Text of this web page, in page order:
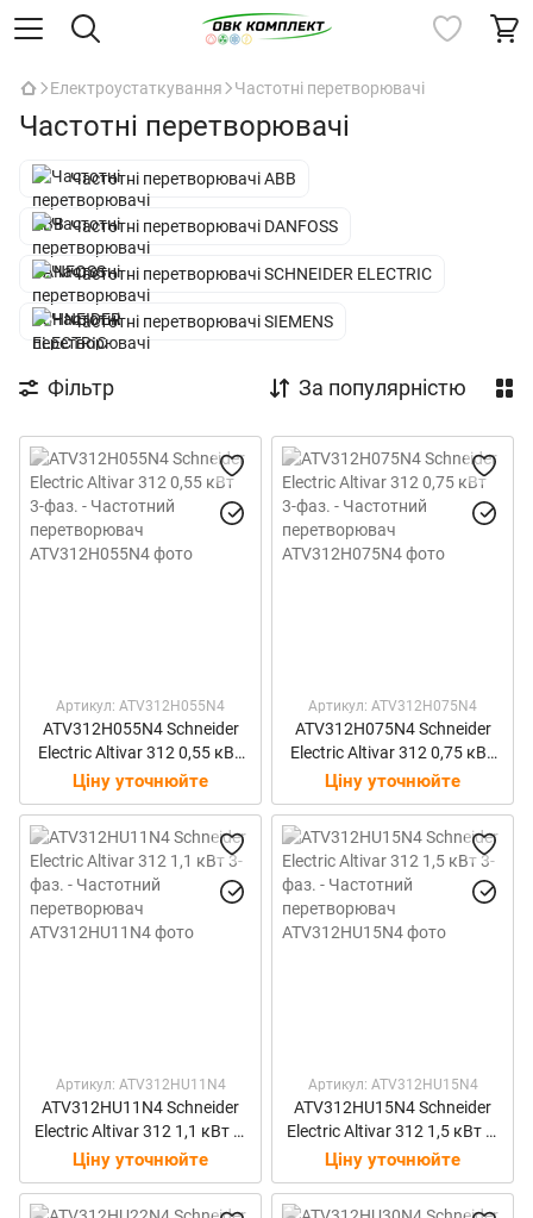
Електроустаткування Частотні перетворювачі
Частотні перетворювачі
Частотні перетворювачі ABB
Частотні перетворювачі DANFOSS
Частотні перетворювачі SCHNEIDER ELECTRIC
Частотні перетворювачі SIEMENS
Фільтр За популярністю
Артикул: ATV312H055N4
ATV312H055N4 Schneider
Electric Altivar 312 0,55 кВт
3-фаз. - Частотний
перетворювач
Ціну уточнюйте
Артикул: ATV312H075N4
ATV312H075N4 Schneider
Electric Altivar 312 0,75 кВт
3-фаз. - Частотний
перетворювач
Ціну уточнюйте
Артикул: ATV312HU11N4
ATV312HU11N4 Schneider
Electric Altivar 312 1,1 кВт 3-
фаз. - Частотний
перетворювач
Ціну уточнюйте
Артикул: ATV312HU15N4
ATV312HU15N4 Schneider
Electric Altivar 312 1,5 кВт 3-
фаз. - Частотний
перетворювач
Ціну уточнюйте